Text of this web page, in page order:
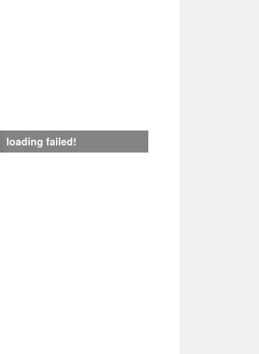
loading failed!